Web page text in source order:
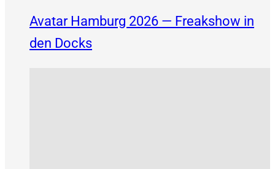
Avatar Hamburg 2026 — Freakshow in
den Docks